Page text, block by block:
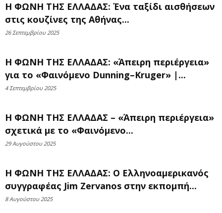
Η ΦΩΝΗ ΤΗΣ ΕΛΛΑΔΑΣ: Ένα ταξίδι αισθήσεων
στις κουζίνες της Αθήνας...
26 Σεπτεμβρίου 2025
Η ΦΩΝΗ ΤΗΣ ΕΛΛΑΔΑΣ: «Άπειρη περιέργεια»
για το «Φαινόμενο Dunning–Kruger» |...
4 Σεπτεμβρίου 2025
Η ΦΩΝΗ ΤΗΣ ΕΛΛΑΔΑΣ – «Άπειρη περιέργεια»
σχετικά με το «Φαινόμενο...
29 Αυγούστου 2025
Η ΦΩΝΗ ΤΗΣ ΕΛΛΑΔΑΣ: O Ελληνοαμερικανός
συγγραφέας Jim Zervanos στην εκπομπή...
8 Αυγούστου 2025